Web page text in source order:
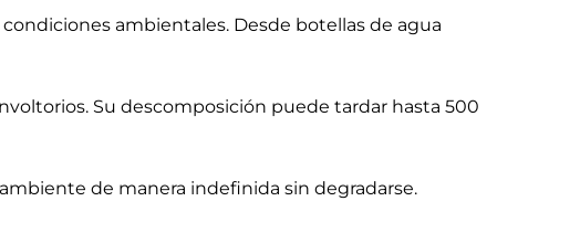
ambientales. Desde botellas de agua
Su descomposición puede tardar hasta 500
de manera indefinida sin degradarse.